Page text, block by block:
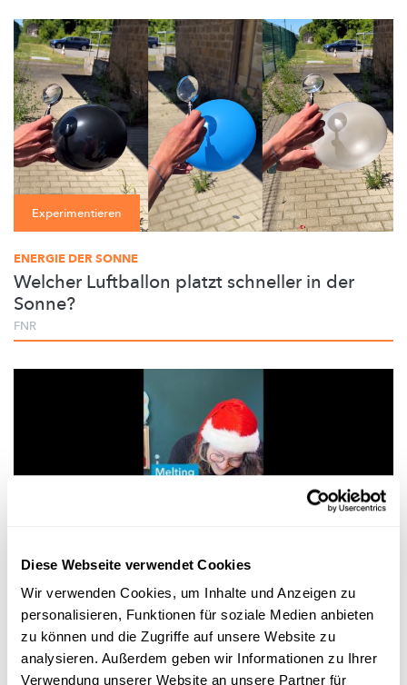
Diese Webseite verwendet Cookies
Wir verwenden Cookies, um Inhalte und Anzeigen zu
personalisieren, Funktionen für soziale Medien anbieten
zu können und die Zugriffe auf unsere Website zu
analysieren. Außerdem geben wir Informationen zu Ihrer
Verwendung unserer Website an unsere Partner für
Experimentieren
ENERGIE DER SONNE
Welcher Luftballon platzt schneller in der
Sonne?
FNR
Experimentieren
WANTER-EXPERIMENT
Bau e Schnéimännchen ouni Schnéi – a looss
e schmëlzen
FNR